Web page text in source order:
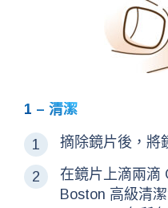
1 – 清潔
摘除鏡片後，將
在鏡片上滴兩滴
Boston 高級清